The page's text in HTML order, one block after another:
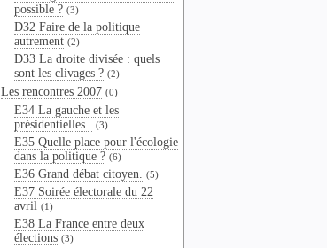
possible ? (3)
D32 Faire de la politique
autrement (2)
D33 La droite divisée : quels
sont les clivages ? (2)
Les rencontres 2007 (0)
E34 La gauche et les
présidentielles.. (3)
E35 Quelle place pour l'écologie
dans la politique ? (6)
E36 Grand débat citoyen. (5)
E37 Soirée électorale du 22
avril (1)
E38 La France entre deux
élections (3)